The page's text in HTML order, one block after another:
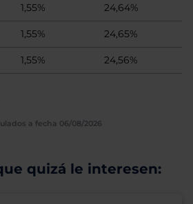
1,55% 24,64%
1,55% 24,65%
1,55% 24,56%
a fecha 06/08/2026
quizá le interesen: